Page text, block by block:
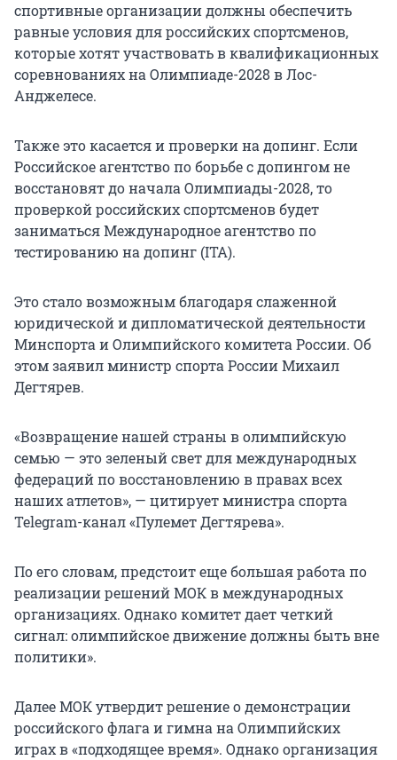
спортивные организации должны обеспечить
равные условия для российских спортсменов,
которые хотят участвовать в квалификационных
соревнованиях на Олимпиаде-2028 в Лос-
Анджелесе.
Также это касается и проверки на допинг. Если
Российское агентство по борьбе с допингом не
восстановят до начала Олимпиады-2028, то
проверкой российских спортсменов будет
заниматься Международное агентство по
тестированию на допинг (ITA).
Это стало возможным благодаря слаженной
юридической и дипломатической деятельности
Минспорта и Олимпийского комитета России. Об
этом заявил министр спорта России Михаил
Дегтярев.
«Возвращение нашей страны в олимпийскую
семью — это зеленый свет для международных
федераций по восстановлению в правах всех
наших атлетов», — цитирует министра спорта
Telegram-канал «Пулемет Дегтярева».
По его словам, предстоит еще большая работа по
реализации решений МОК в международных
организациях. Однако комитет дает четкий
сигнал: олимпийское движение должны быть вне
политики».
Далее МОК утвердит решение о демонстрации
российского флага и гимна на Олимпийских
играх в «подходящее время». Однако организация